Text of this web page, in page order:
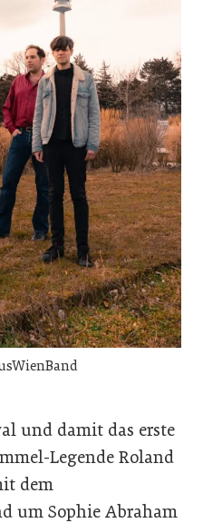
und damit das erste
Legende Roland
dem
um Sophie Abraham